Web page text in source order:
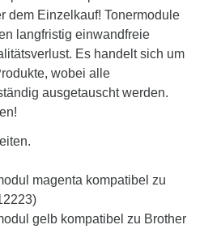
dem Einzelkauf! Tonermodule
langfristig einwandfreie
Es handelt sich um
wobei alle
ausgetauscht werden.
magenta kompatibel zu
gelb kompatibel zu Brother